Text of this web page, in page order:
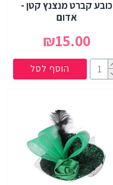
כובע קברט מנצנץ קטן -
אדום
₪15.00
הוסף לסל